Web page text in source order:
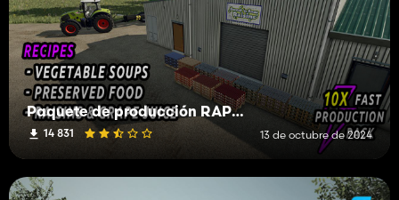
Paquete de producción RÁPIDO 10x
14 831 13 de octubre de 2024